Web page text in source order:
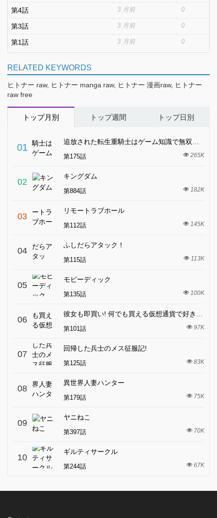
第4話 3 月前 0
第3話 3 月前 0
第1話 3 月前 0
RELATED KEYWORDS
ヒトナー raw, ヒトナー manga raw, ヒトナー 漫画raw, ヒトナー
raw free
トップ月別 トップ週間 トップ日別
01
第175話 265K
02
キングダム
第884話 182K
03
リモートラブホール
第112話 145K
04
ふしだらアタック！
第115話 113K
05
モビーディック
第135話 100K
06
第101話 97K
07
回帰した兵士のメス征服記!
第125話 83K
08
異世界人妻ハンター
第179話 75K
09
ヤニねこ
第397話 70K
10
ギルティサークル
第244話 67K